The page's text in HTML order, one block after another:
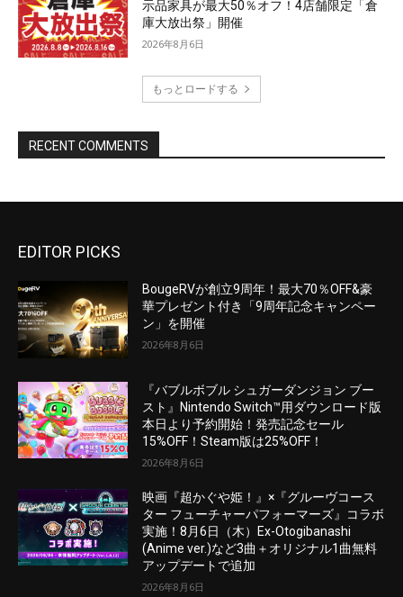
EDITOR PICKS
BougeRVが創立9周年！最大70％OFF&豪
華プレゼント付き「9周年記念キャンペー
ン」を開催
2026年8月6日
『バブルボブル シュガーダンジョン ブー
スト』Nintendo Switch™用ダウンロード版
本日より予約開始！発売記念セール
15%OFF！Steam版は25%OFF！
2026年8月6日
映画『超かぐや姫！』×『グルーヴコース
ター フューチャーパフォーマーズ』コラボ
実施！8月6日（木）Ex-Otogibanashi
(Anime ver.)など3曲＋オリジナル1曲無料
アップデートで追加
2026年8月6日